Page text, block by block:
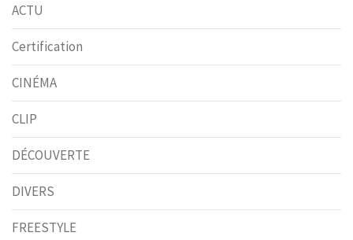
ACTU
Certification
CINÉMA
CLIP
DÉCOUVERTE
DIVERS
FREESTYLE